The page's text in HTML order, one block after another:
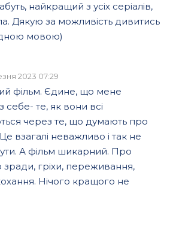
найкращий з усіх серіалів,
Дякую за можливість дивитись
мовою)
2023 07:29
фільм. Єдине, що мене
себе- те, як вони всі
через те, що думають про
взагалі неважливо і так не
А фільм шикарний. Про
гріхи, переживання,
Нічого кращого не